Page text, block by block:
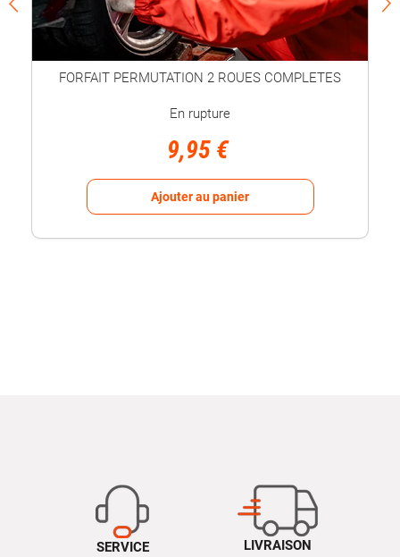
FORFAIT PERMUTATION 2 ROUES COMPLETES
En rupture
9,95 €
Ajouter au panier
SERVICE
LIVRAISON